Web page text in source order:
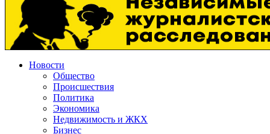
Новости
Общество
Происшествия
Политика
Экономика
Недвижимость и ЖКХ
Бизнес